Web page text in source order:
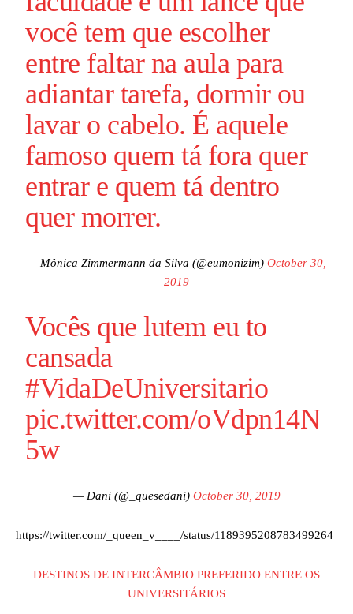
você tem que escolher
entre faltar na aula para
adiantar tarefa, dormir ou
lavar o cabelo. É aquele
famoso quem tá fora quer
entrar e quem tá dentro
quer morrer.
— Mônica Zimmermann da Silva (@eumonizim) October 30,
2019
Vocês que lutem eu to
cansada
#VidaDeUniversitario
pic.twitter.com/oVdpn14N
5w
— Dani (@_quesedani) October 30, 2019
https://twitter.com/_queen_v____/status/1189395208783499264
DESTINOS DE INTERCÂMBIO PREFERIDO ENTRE OS
UNIVERSITÁRIOS